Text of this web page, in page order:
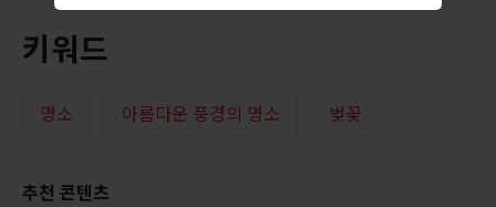
키워드
명소 아름다운 풍경의 명소 벚꽃
추천 콘텐츠